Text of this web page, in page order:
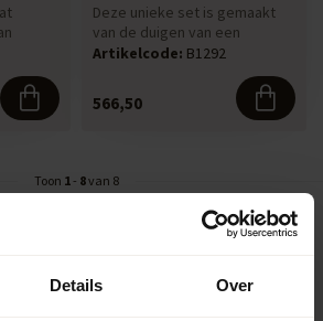
Details Over
Deze unieke set is gemaakt
van de duigen van een
gebruikt Whiskyvat. De duigen
Artikelcode: B1292
566,50
Toon 1- 8van 8
dat zit perfect